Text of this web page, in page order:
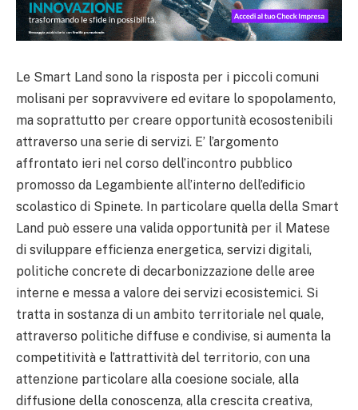
Le Smart Land sono la risposta per i piccoli comuni
molisani per sopravvivere ed evitare lo spopolamento,
ma soprattutto per creare opportunità ecosostenibili
attraverso una serie di servizi. E’ l’argomento
affrontato ieri nel corso dell’incontro pubblico
promosso da Legambiente all’interno dell’edificio
scolastico di Spinete. In particolare quella della Smart
Land può essere una valida opportunità per il Matese
di sviluppare efficienza energetica, servizi digitali,
politiche concrete di decarbonizzazione delle aree
interne e messa a valore dei servizi ecosistemici. Si
tratta in sostanza di un ambito territoriale nel quale,
attraverso politiche diffuse e condivise, si aumenta la
competitività e l’attrattività del territorio, con una
attenzione particolare alla coesione sociale, alla
diffusione della conoscenza, alla crescita creativa,